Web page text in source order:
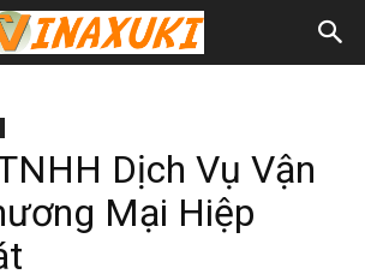
Dịch Vụ Vận
Mại Hiệp